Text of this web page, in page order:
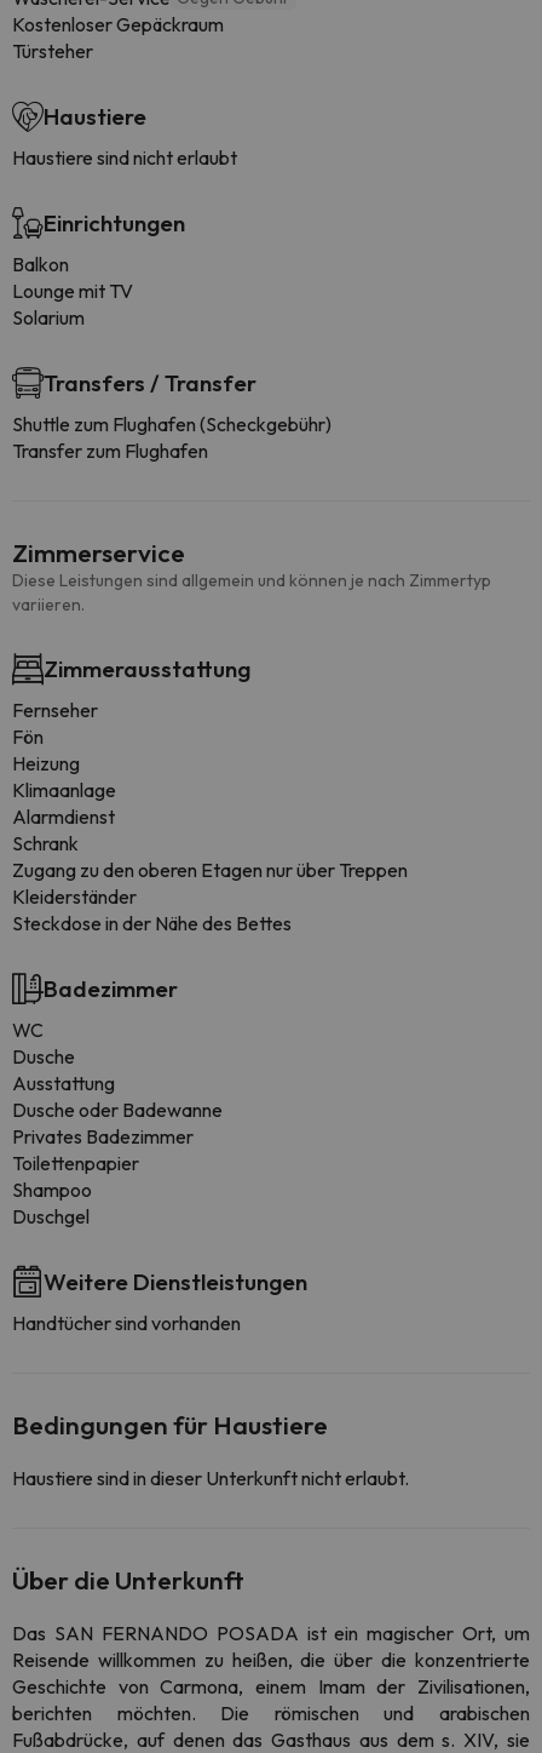
Kostenloser Gepäckraum
Türsteher
Haustiere
Haustiere sind nicht erlaubt
Einrichtungen
Balkon
Lounge mit TV
Solarium
Transfers / Transfer
Shuttle zum Flughafen (Scheckgebühr)
Transfer zum Flughafen
Zimmerservice
Diese Leistungen sind allgemein und können je nach Zimmertyp
variieren.
Zimmerausstattung
Fernseher
Fön
Heizung
Klimaanlage
Alarmdienst
Schrank
Zugang zu den oberen Etagen nur über Treppen
Kleiderständer
Steckdose in der Nähe des Bettes
Badezimmer
WC
Dusche
Ausstattung
Dusche oder Badewanne
Privates Badezimmer
Toilettenpapier
Shampoo
Duschgel
Weitere Dienstleistungen
Handtücher sind vorhanden
Bedingungen für Haustiere
Haustiere sind in dieser Unterkunft nicht erlaubt.
Über die Unterkunft
Das SAN FERNANDO POSADA ist ein magischer Ort, um
Reisende willkommen zu heißen, die über die konzentrierte
Geschichte von Carmona, einem Imam der Zivilisationen,
berichten möchten. Die römischen und arabischen
Fußabdrücke, auf denen das Gasthaus aus dem s. XIV, sie